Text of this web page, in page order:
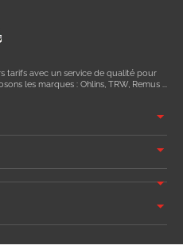
tarifs avec un service de qualité pour
les marques : Ohlins, TRW, Remus ...